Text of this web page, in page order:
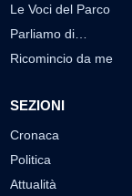
Le Voci del Parco
Parliamo di…
Ricomincio da me
SEZIONI
Cronaca
Politica
Attualità